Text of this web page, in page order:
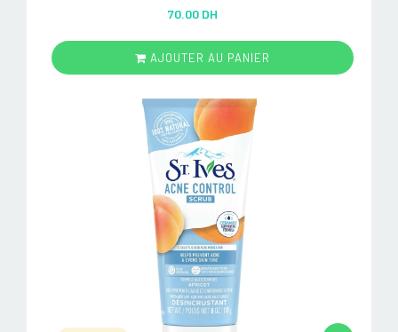
out of 5
70.00 DH
AJOUTER AU PANIER